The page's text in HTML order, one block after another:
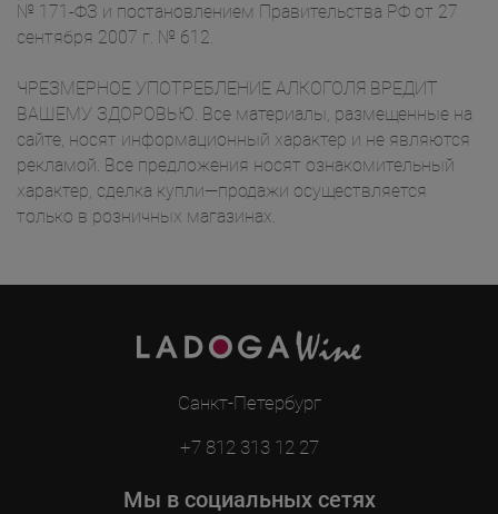
№ 171-ФЗ и постановлением Правительства РФ от 27
сентября 2007 г. № 612.
ЧРЕЗМЕРНОЕ УПОТРЕБЛЕНИЕ АЛКОГОЛЯ ВРЕДИТ
ВАШЕМУ ЗДОРОВЬЮ. Все материалы, размещенные на
сайте, носят информационный характер и не являются
рекламой. Все предложения носят ознакомительный
характер, сделка купли—продажи осуществляется
только в розничных магазинах.
Санкт-Петербург
+7 812 313 12 27
Мы в социальных сетях